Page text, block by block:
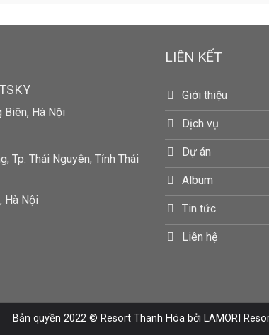
Biên, Hà Nội
Tp. Thái Nguyên, Tỉnh Thái
Hà Nội
LIÊN KẾT
Giới thiệu
Dịch vụ
Dự án
Album
Tin tức
Liên hệ
Bản quyền 2022 © Resort Thanh Hóabởi LAMORI